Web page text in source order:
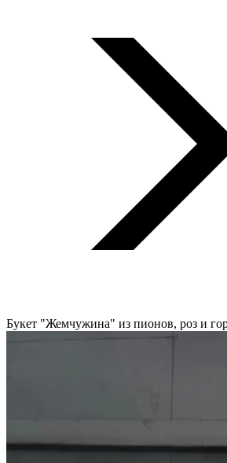
Букет "Жемчужина" из пионов, роз и